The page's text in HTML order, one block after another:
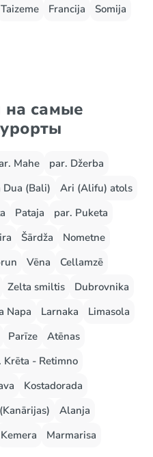
Taizeme Francija
Somija
на самые
Mahe
par. Džerba
Dua (Bali)
Ari (Alifu) atols
Pataja
par. Puketa
Šārdža
Nometne
Vēna
Cellamzē
Zelta smiltis
Dubrovnika
Napa Larnaka
Limasola
Parīze
Atēnas
Krēta - Retimno
Kostadorada
Alanja
Kemera Marmarisa